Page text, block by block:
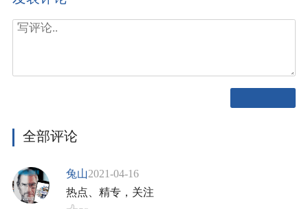
全部评论
兔山2021-04-16
热点、精专，关注